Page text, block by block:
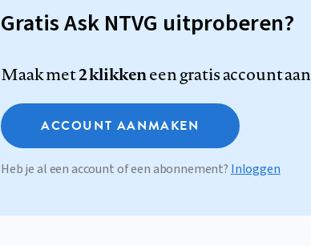
Gratis Ask NTVG uitproberen?
Maak met2 klikkeneen gratis account aan
ACCOUNT AANMAKEN
Heb je al een account of een abonnement? Inloggen